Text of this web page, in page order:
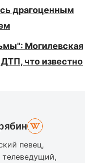
драгоценным
Могилевская
что известно
певец,
телеведущий,